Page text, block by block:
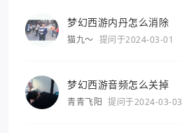
梦幻西游内丹怎么消除
猫九～ 提问于2024-03-01
梦幻西游音频怎么关掉
青青飞阳 提问于2024-03-03